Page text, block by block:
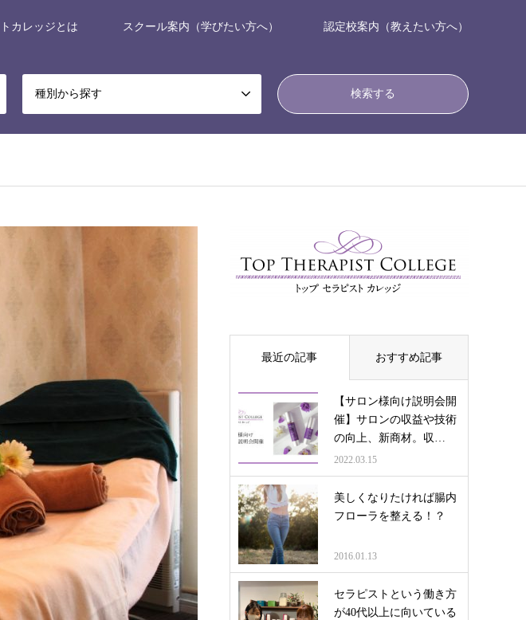
カレッジとは スクール案内（学びたい方へ） 認定校案内（教えたい方へ）
種別から探す
最近の記事 おすすめ記事
【サロン様向け説明会開
催】サロンの収益や技術
の向上、新商材。収…
2022.03.15
美しくなりたければ腸内
フローラを整える！？
2016.01.13
セラピストという働き方
が40代以上に向いている